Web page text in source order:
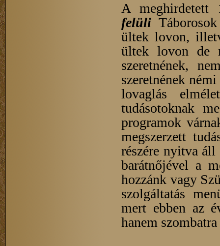
A meghirdetett
felüli
ültek lovon,
ültek lovon de
szeretnének,
szeretnének
lovaglás
tudásotoknak
programok
megszerzett
részére nyitva áll
barátnőjével a
hozzánk vagy
szolgáltatás
mert ebben az
hanem